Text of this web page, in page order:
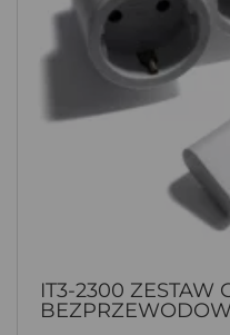
IT3-2300 ZESTAW